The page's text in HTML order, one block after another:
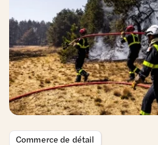
Commerce de détail